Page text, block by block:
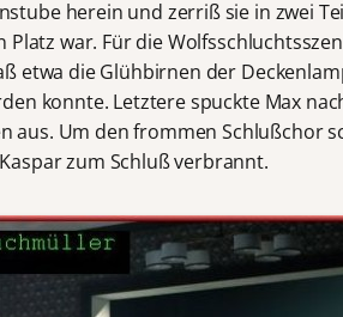
herein und zerriß sie in zwei
war. Für die
etwa die Glühbirnen der
konnte. Letztere spuckte Max
aus. Um den frommen Schlußchor
zum Schluß verbrannt.